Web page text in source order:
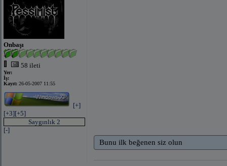
Onbaşı
58 ileti
Yer:
İş:
Kayıt: 26-05-2007 11:55
[+]
[+3][+5]
Saygınlık 2
[-]
Bunu ilk beğenen siz olun